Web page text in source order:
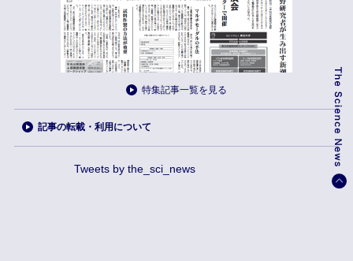
特集記事一覧を見る
記事の転載・利用について
Tweets by the_sci_news